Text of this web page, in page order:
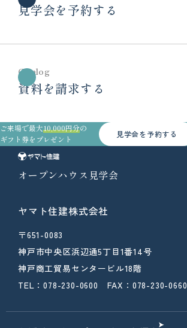
見学会を予約する
Catalog
資料を請求する
ご来場で最大10,000円分の
ギフト券をプレゼント
見学会を予約する
オープンハウス見学会
ヤマト住建株式会社
〒651-0083
神戸市中央区浜辺通5丁目1番14号
神戸商工貿易センタービル18階
TEL：078-230-0600 FAX：078-230-0660